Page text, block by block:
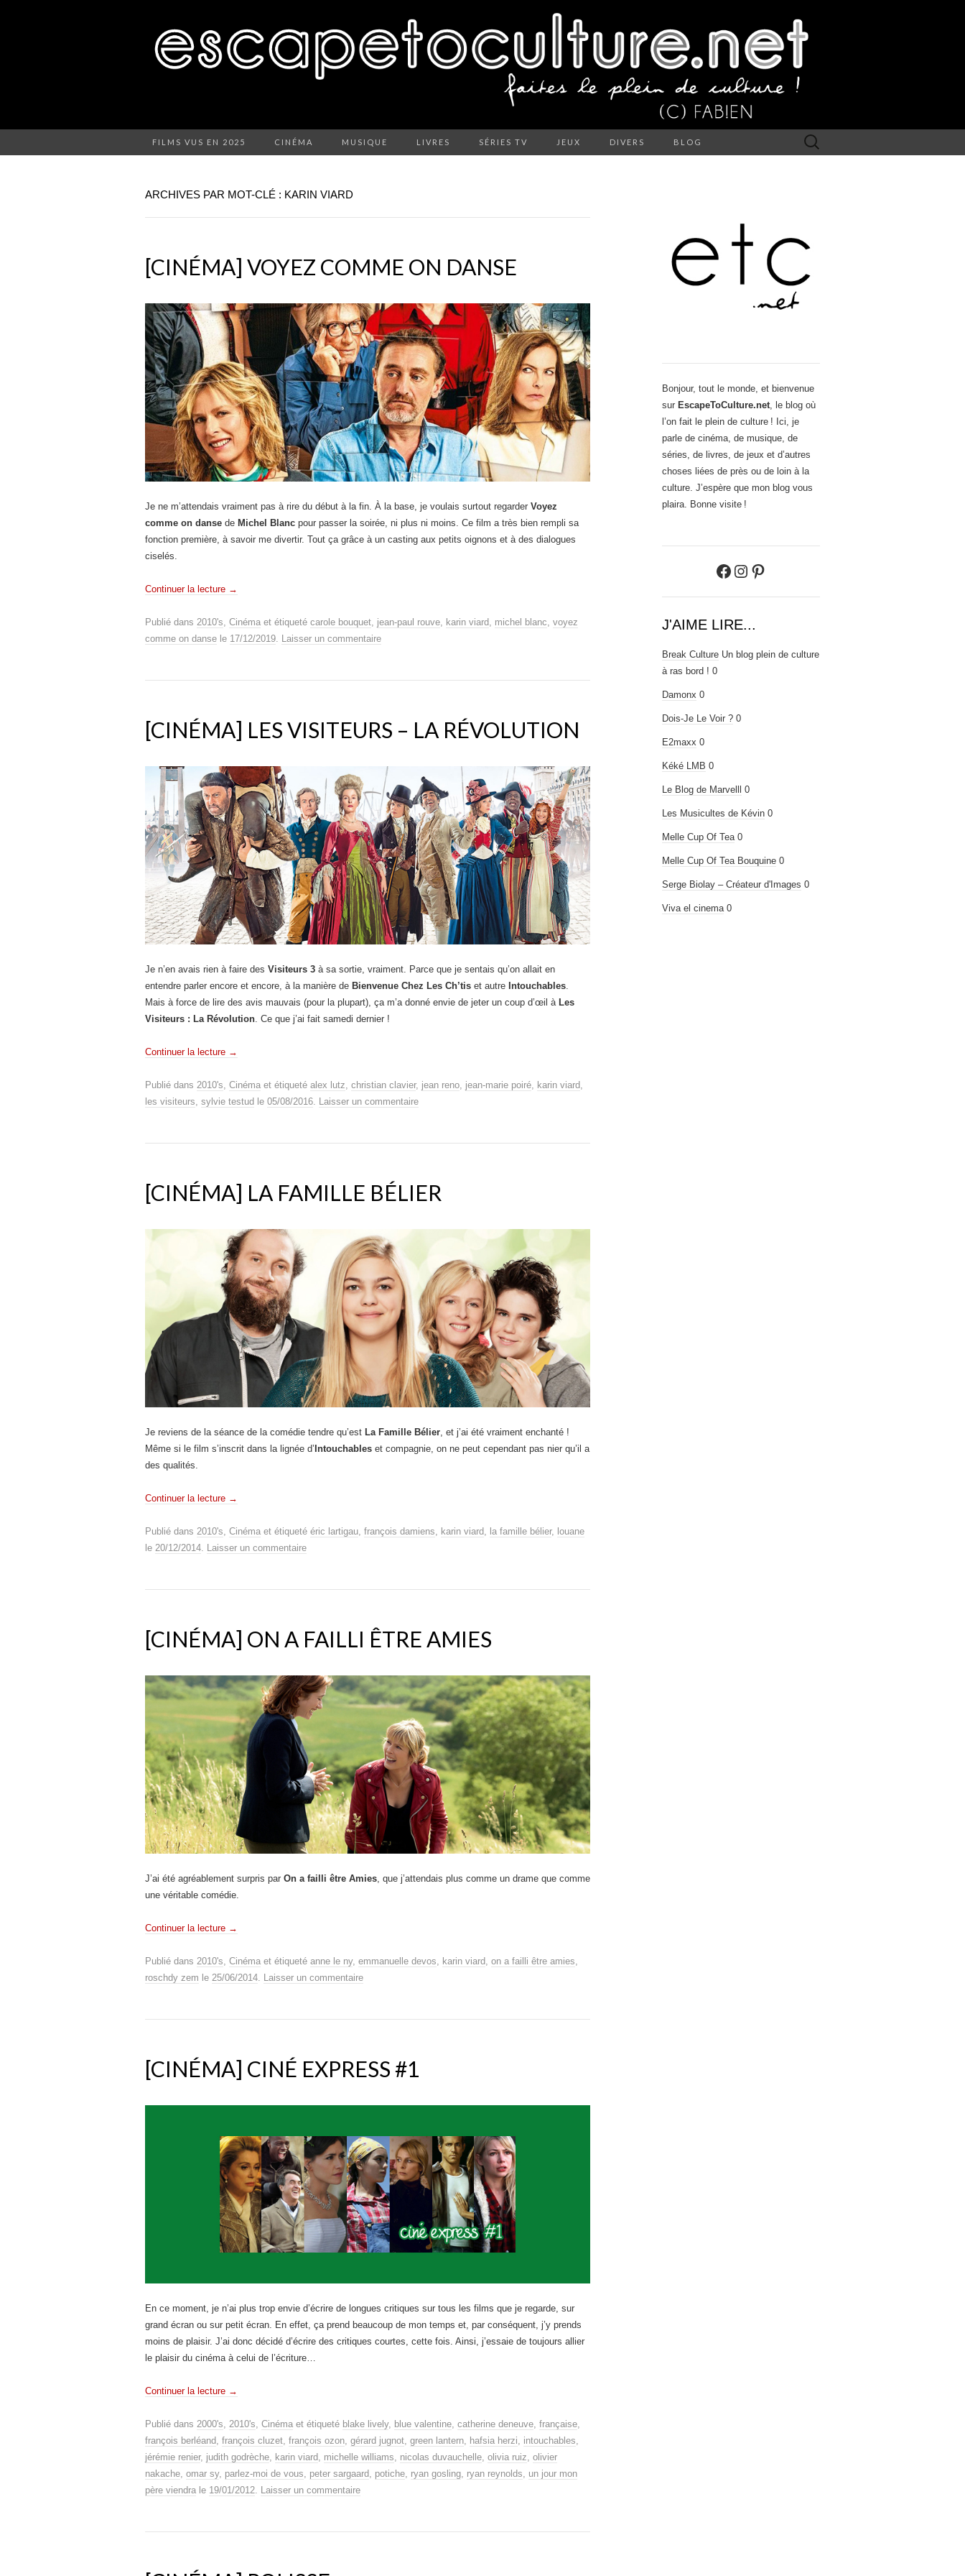
FILMS VUS EN 2025 CINÉMA MUSIQUE LIVRES SÉRIES TV JEUX DIVERS BLOG Rechercher :
ARCHIVES PAR MOT-CLÉ : KARIN VIARD
[CINÉMA] VOYEZ COMME ON DANSE
Je ne m’attendais vraiment pas à rire du début à la fin. À la base, je voulais surtout regarder Voyez
comme on danse de Michel Blanc pour passer la soirée, ni plus ni moins. Ce film a très bien rempli sa
fonction première, à savoir me divertir. Tout ça grâce à un casting aux petits oignons et à des dialogues
ciselés.
Continuer la lecture →
Publié dans 2010's Cinéma et étiqueté carole bouquet jean-paul rouve karin viard michel blanc voyez
comme on danse le 17/12/2019 Laisser un commentaire
[CINÉMA] LES VISITEURS – LA RÉVOLUTION
Je n’en avais rien à faire des Visiteurs 3 à sa sortie, vraiment. Parce que je sentais qu’on allait en
entendre parler encore et encore, à la manière de Bienvenue Chez Les Ch’tis et autre Intouchables
Mais à force de lire des avis mauvais (pour la plupart), ça m’a donné envie de jeter un coup d’œil à Les
Visiteurs : La Révolution . Ce que j’ai fait samedi dernier !
Continuer la lecture →
Publié dans 2010's Cinéma et étiqueté alex lutz christian clavier, jean reno jean-marie poiré karin viard
les visiteurs sylvie testud le 05/08/2016 Laisser un commentaire
[CINÉMA] LA FAMILLE BÉLIER
Je reviens de la séance de la comédie tendre qu’est La Famille Bélier , et j’ai été vraiment enchanté !
Même si le film s’inscrit dans la lignée d’ Intouchables et compagnie, on ne peut cependant pas nier qu’il a
des qualités.
Continuer la lecture →
Publié dans 2010's Cinéma et étiqueté éric lartigau françois damiens karin viard la famille bélier,
louane
le 20/12/2014 Laisser un commentaire
[CINÉMA] ON A FAILLI ÊTRE AMIES
J’ai été agréablement surpris par On a failli être Amies , que j’attendais plus comme un drame que comme
une véritable comédie.
Continuer la lecture →
Publié dans 2010's Cinéma et étiqueté anne le ny, emmanuelle devos karin viard on a failli être amies
roschdy zem le 25/06/2014 Laisser un commentaire
[CINÉMA] CINÉ EXPRESS #1
En ce moment, je n’ai plus trop envie d’écrire de longues critiques sur tous les films que je regarde, sur
grand écran ou sur petit écran. En effet, ça prend beaucoup de mon temps et, par conséquent, j’y prends
moins de plaisir. J’ai donc décidé d’écrire des critiques courtes, cette fois. Ainsi, j’essaie de toujours allier
le plaisir du cinéma à celui de l’écriture…
Continuer la lecture →
Publié dans 2000's 2010's Cinéma et étiqueté blake lively, blue valentine catherine deneuve française
françois berléand françois cluzet françois ozon gérard jugnot green lantern hafsia herzi intouchables
jérémie renier, judith godrèche karin viard michelle williams nicolas duvauchelle olivia ruiz olivier
nakache omar sy, parlez-moi de vous peter sargaard potiche ryan gosling ryan reynolds
un jour mon
père viendra le 19/01/2012 Laisser un commentaire
Bonjour, tout le monde, et bienvenue
sur EscapeToCulture.net , le blog où
l’on fait le plein de culture ! Ici, je
parle de cinéma, de musique, de
séries, de livres, de jeux et d’autres
choses liées de près ou de loin à la
culture. J’espère que mon blog vous
plaira. Bonne visite !
Facebook
Instagram
Pinterest
J'AIME LIRE...
Break Culture Un blog plein de culture
à ras bord ! 0
Damonx 0
Dois-Je Le Voir ? 0
E2maxx 0
Kéké LMB 0
Le Blog de Marvelll 0
Les Musicultes de Kévin 0
Melle Cup Of Tea 0
Melle Cup Of Tea Bouquine 0
Serge Biolay – Créateur d'Images 0
Viva el cinema 0